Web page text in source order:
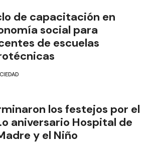
de capacitación en
social para
de escuelas
los festejos por el
aniversario Hospital de
y el Niño